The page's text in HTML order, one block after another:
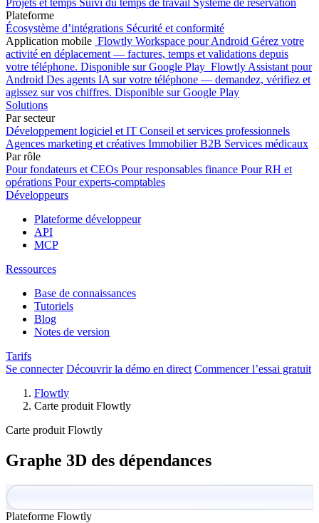
Projets et temps Suivi du temps de travail Système de réservation
Plateforme
Écosystème d’intégrations Sécurité et conformité
Application mobile Flowtly Workspace pour Android Gérez votre
activité en déplacement — factures, temps et validations depuis
votre téléphone. Disponible sur Google Play Flowtly Assistant pour
Android Des agents IA sur votre téléphone — demandez, vérifiez et
agissez sur vos chiffres. Disponible sur Google Play
Solutions
Par secteur
Développement logiciel et IT Conseil et services professionnels
Agences marketing et créatives Immobilier B2B Services médicaux
Par rôle
Pour fondateurs et CEOs Pour responsables finance Pour RH et
opérations Pour experts-comptables
Développeurs
Plateforme développeur
API
MCP
Ressources
Base de connaissances
Tutoriels
Blog
Notes de version
Tarifs
Se connecter Découvrir la démo en direct Commencer l’essai gratuit
Flowtly
Carte produit Flowtly
Carte produit Flowtly
Graphe 3D des dépendances
Plateforme Flowtly